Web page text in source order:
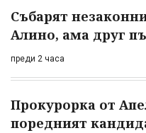
Събарят
Алино, ама друг
преди 2 часа
Прокурорка от
поредният